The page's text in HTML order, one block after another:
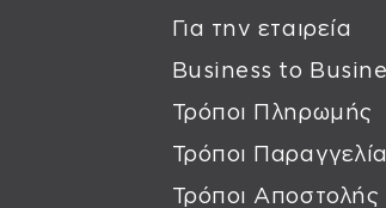
Για την εταιρεία
Business to
Τρόποι Πληρωμής
Τρόποι
Τρόποι Αποστολής